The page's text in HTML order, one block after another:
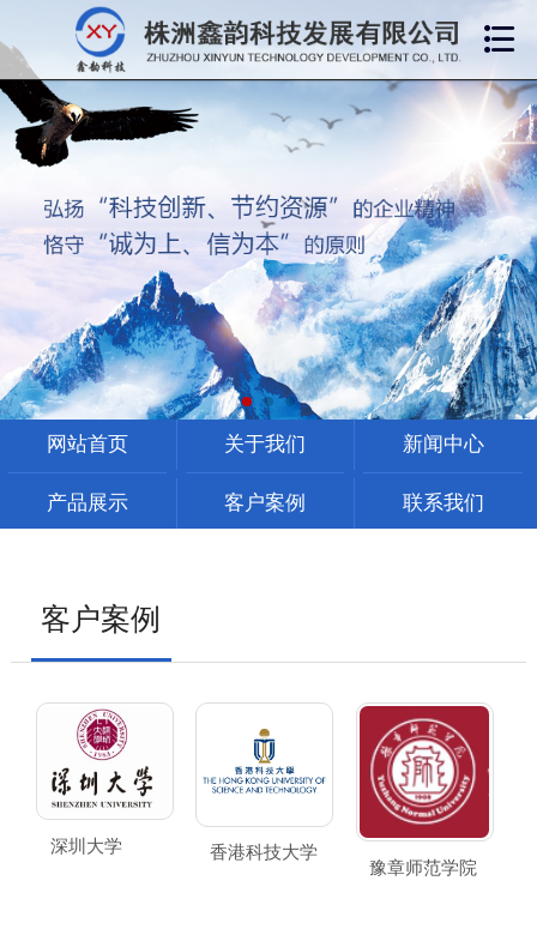
网站首页
新闻中心
产品展示
客户案例
联系我们

网站首页 关于我们 新闻中心
产品展示 客户案例 联系我们
客户案例
深圳大学 香港科技大学
豫章师范学院